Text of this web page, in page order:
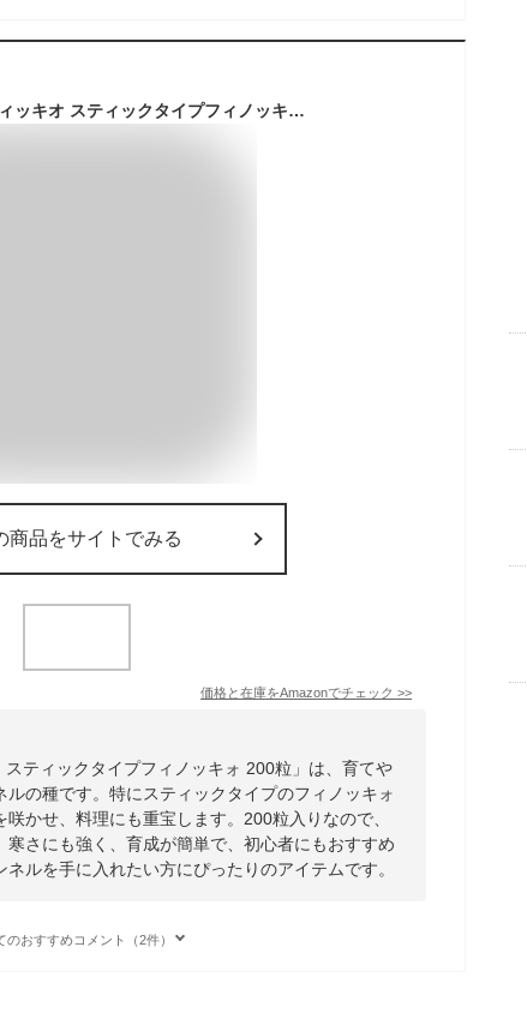
フェンネル 種子 スティッキオ スティックタイプフィノッキォ 200粒
商品をサイトでみる
価格と在庫をAmazonでチェック >>
ティックタイプフィノッキォ 200粒」は、育てや
の種です。特にスティックタイプのフィノッキォ
かせ、料理にも重宝します。200粒入りなので、
さにも強く、育成が簡単で、初心者にもおすすめ
ルを手に入れたい方にぴったりのアイテムです。
のおすすめコメント（2件）